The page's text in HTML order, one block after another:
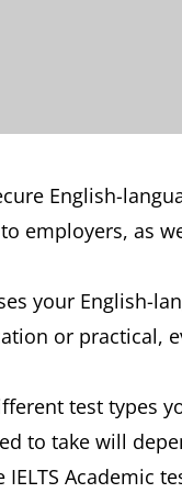
English-
employers, as
your English-
or practical,
test types
to take will
IELTS Academic